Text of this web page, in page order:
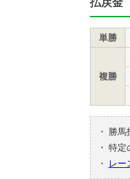
単勝
複勝
・
勝馬
・ 特定
・
レー